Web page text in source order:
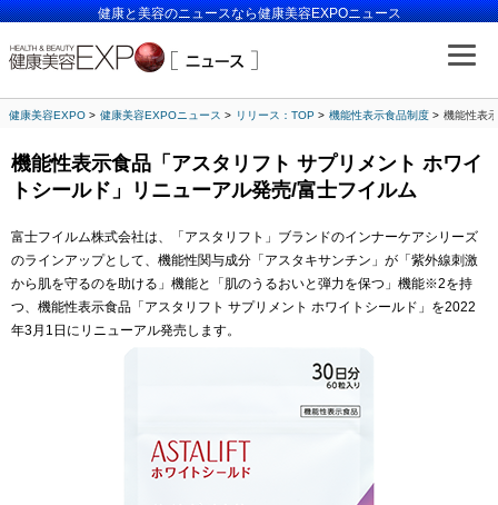
健康と美容のニュースなら健康美容EXPOニュース
健康美容EXPO 健康美容EXPOニュース リリース：TOP 機能性表示食品制度 機能性表
機能性表示食品「アスタリフト サプリメント ホワイ
トシールド」リニューアル発売/富士フイルム
富士フイルム株式会社は、「アスタリフト」ブランドのインナーケアシリーズ
のラインアップとして、機能性関与成分「アスタキサンチン」が「紫外線刺激
から肌を守るのを助ける」機能と「肌のうるおいと弾力を保つ」機能※2を持
つ、機能性表示食品「アスタリフト サプリメント ホワイトシールド」を2022
年3月1日にリニューアル発売します。